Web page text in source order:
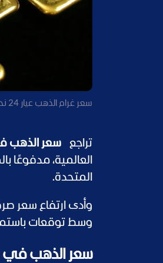
سعر غرام الذهب عيار 24 نحو 960,000 ليرة سورية
تراجع سعر الذهب في
العالمية، مدفوعًا
المتحدة.
وأدى ارتفاع سعر
وسط توقعات
سعر الذهب في سوريا